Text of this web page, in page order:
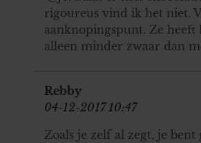
rigoureus vind ik het niet.
aanknopingspunt. Ze
alleen minder zwaar dan
Rebby
04-12-2017 10:47
Zoals je zelf al zegt, je